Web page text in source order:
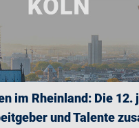
im Rheinland: Die 12.
und Talente